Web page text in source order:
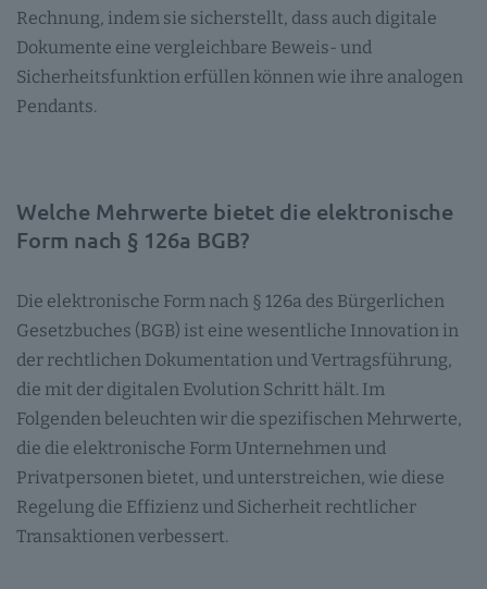
Rechnung, indem sie sicherstellt, dass auch digitale
Dokumente eine vergleichbare Beweis- und
Sicherheitsfunktion erfüllen können wie ihre analogen
Pendants.
Welche Mehrwerte bietet die elektronische
Form nach § 126a BGB?
Die elektronische Form nach § 126a des Bürgerlichen
Gesetzbuches (BGB) ist eine wesentliche Innovation in
der rechtlichen Dokumentation und Vertragsführung,
die mit der digitalen Evolution Schritt hält. Im
Folgenden beleuchten wir die spezifischen Mehrwerte,
die die elektronische Form Unternehmen und
Privatpersonen bietet, und unterstreichen, wie diese
Regelung die Effizienz und Sicherheit rechtlicher
Transaktionen verbessert.